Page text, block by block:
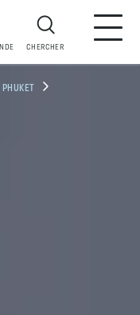
CHERCHER
PHUKET